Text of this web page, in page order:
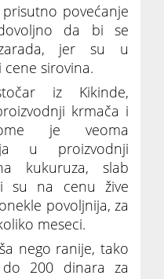
povećanje
da bi se
jer su u
sirovina.
iz Kikinde,
krmača i
je veoma
u proizvodnji
kukuruza, slab
su na cenu žive
povoljnija, za
meseci.
nego ranije, tako
200 dinara za